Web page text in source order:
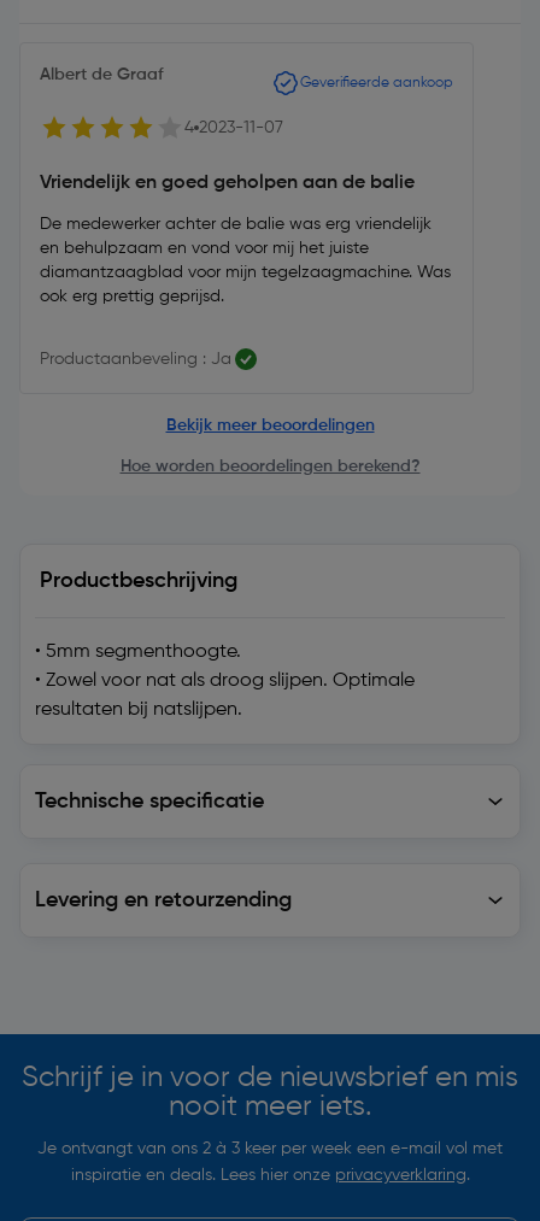
Albert de Graaf Geverifieerde aankoop
4 2023-11-07
Vriendelijk en goed geholpen aan de balie
De medewerker achter de balie was erg vriendelijk
en behulpzaam en vond voor mij het juiste
diamantzaagblad voor mijn tegelzaagmachine. Was
ook erg prettig geprijsd.
Productaanbeveling : Ja
Bekijk meer beoordelingen
Hoe worden beoordelingen berekend?
Productbeschrijving
• 5mm segmenthoogte.
• Zowel voor nat als droog slijpen. Optimale
resultaten bij natslijpen.
Technische specificatie
Levering en retourzending
Schrijf je in voor de nieuwsbrief en mis
nooit meer iets.
Je ontvangt van ons 2 à 3 keer per week een e-mail vol met
inspiratie en deals. Lees hier onze privacyverklaring.